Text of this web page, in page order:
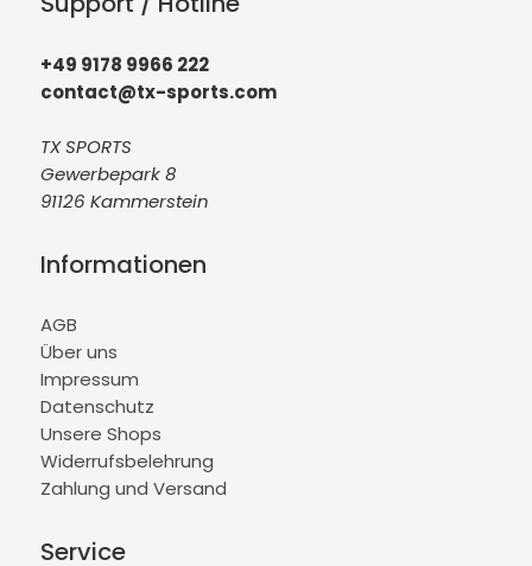
+49 9178 9966 222
contact@tx-sports.com
TX SPORTS
Gewerbepark 8
91126 Kammerstein
Informationen
AGB
Über uns
Impressum
Datenschutz
Unsere Shops
Widerrufsbelehrung
Zahlung und Versand
Service